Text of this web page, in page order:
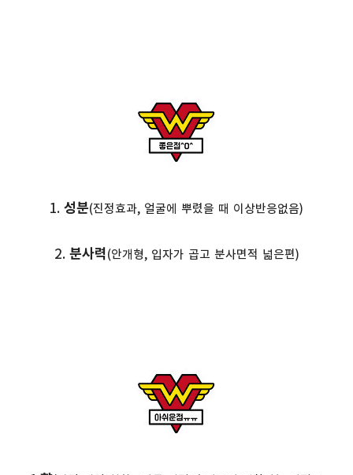
1. 성분(진정효과, 얼굴에 뿌렸을 때 이상반응없음)
2. 분사력(안개형, 입자가 곱고 분사면적 넓은편)